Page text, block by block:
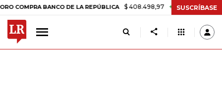
BANCO DE LA REPÚBLICA $ 408.498,97 +$ 8.753,81 +2,19%
SUSCRÍBASE